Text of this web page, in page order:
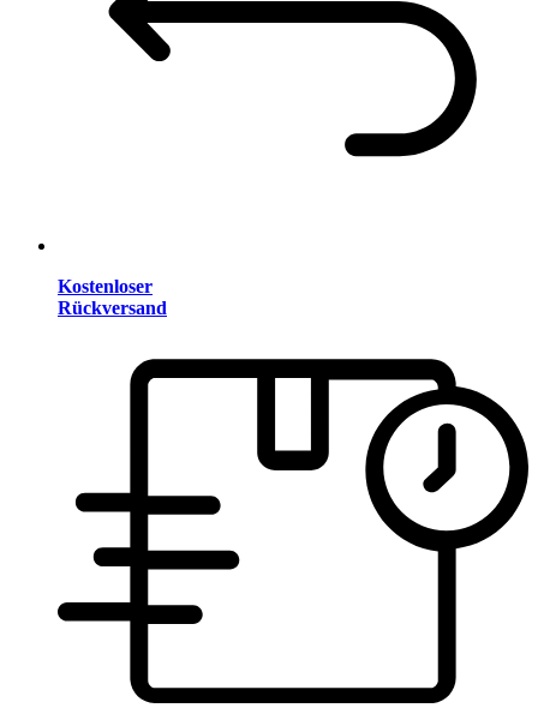
Kostenloser
Rückversand